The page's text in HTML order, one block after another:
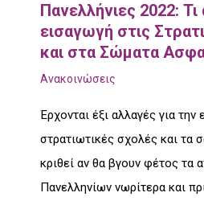
Πανελλήνιες 2022: Τι
εισαγωγή στις
και στα Σώματα
Ανακοινώσεις
Έρχονται έξι αλλαγές για την
στρατιωτικές σχολές και τα
κριθεί αν θα βγουν φέτος τα
Πανελληνίων νωρίτερα και